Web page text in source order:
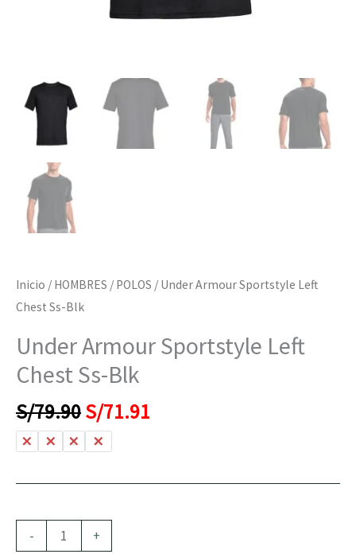
Inicio / HOMBRES / POLOS / Under Armour Sportstyle Left
Chest Ss-Blk
Under Armour Sportstyle Left
Chest Ss-Blk
S/79.90S/71.91
L M S XL
- +